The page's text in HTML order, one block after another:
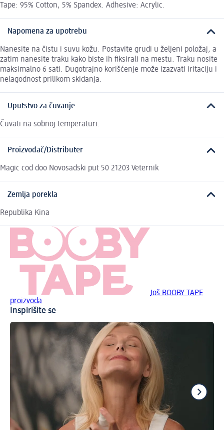
Tape: 95% Cotton, 5% Spandex. Adhesive: Acrylic.
Napomena za upotrebu
Nanesite na čistu i suvu kožu. Postavite grudi u željeni položaj, a
zatim nanesite traku kako biste ih fiksirali na mestu. Traku nosite
maksimalno 6 sati. Dugotrajno korišćenje može izazvati iritaciju i
nelagodnost prilikom skidanja.
Uputstvo za čuvanje
Čuvati na sobnoj temperaturi.
Proizvođač/Distributer
Magic cod doo Novosadski put 50 21203 Veternik
Zemlja porekla
Republika Kina
Još BOOBY TAPE
proizvoda
Inspirišite se